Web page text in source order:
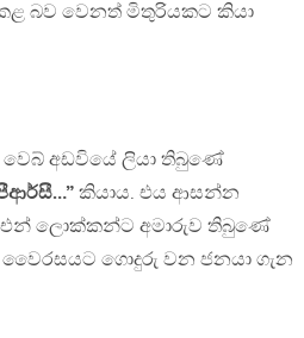
බව වෙනත් මිතුරියකට කියා
අඩවියේ ලියා තිබුණේ
කියාය. එය ආසන්න
ලොක්කන්ට අමාරුව තිබුණේ
ගොදුරු වන ජනයා ගැන